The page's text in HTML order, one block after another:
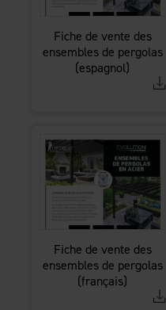
Fiche de vente des
ensembles de pergolas
(espagnol)
Fiche de vente des
ensembles de pergolas
(français)